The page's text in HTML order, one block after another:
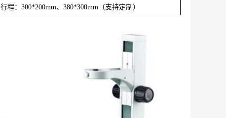
行程： 300*200mm、380*300mm（支持定制）